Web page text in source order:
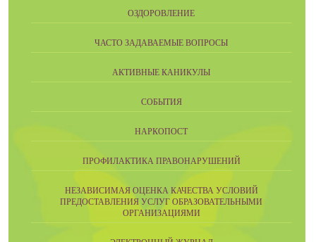
ОЗДОРОВЛЕНИЕ
ЧАСТО ЗАДАВАЕМЫЕ ВОПРОСЫ
АКТИВНЫЕ КАНИКУЛЫ
СОБЫТИЯ
НАРКОПОСТ
ПРОФИЛАКТИКА ПРАВОНАРУШЕНИЙ
НЕЗАВИСИМАЯ ОЦЕНКА КАЧЕСТВА УСЛОВИЙ
ПРЕДОСТАВЛЕНИЯ УСЛУГ ОБРАЗОВАТЕЛЬНЫМИ
ОРГАНИЗАЦИЯМИ